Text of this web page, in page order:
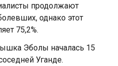
продолжают
однако этот
75,2%.
Эболы началась 15
Уганде.